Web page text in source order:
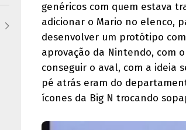
genéricos com quem estava
adicionar o Mario no elenco,
desenvolver um protótipo com
aprovação da Nintendo, com
conseguir o aval, com a ideia
pé atrás eram do
ícones da Big N trocando